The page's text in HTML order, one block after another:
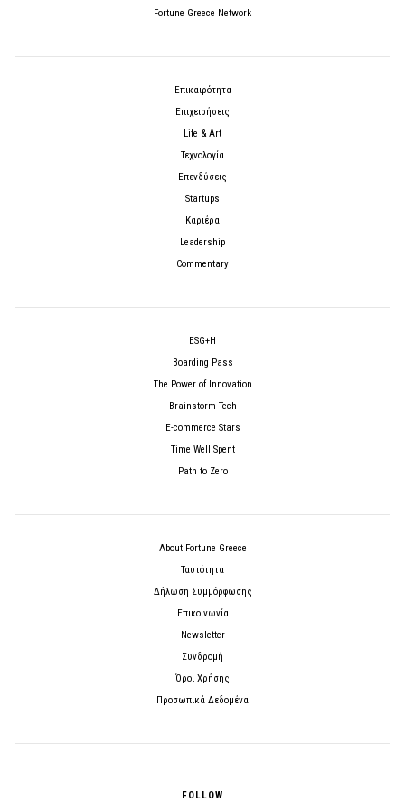
Fortune Greece Network
Επικαιρότητα
Επιχειρήσεις
Life & Art
Τεχνολογία
Επενδύσεις
Startups
Καριέρα
Leadership
Commentary
ESG+H
Boarding Pass
The Power of Innovation
Brainstorm Tech
E-commerce Stars
Time Well Spent
Path to Zero
About Fortune Greece
Ταυτότητα
Δήλωση Συμμόρφωσης
Επικοινωνία
Newsletter
Συνδρομή
Όροι Χρήσης
Προσωπικά Δεδομένα
FOLLOW